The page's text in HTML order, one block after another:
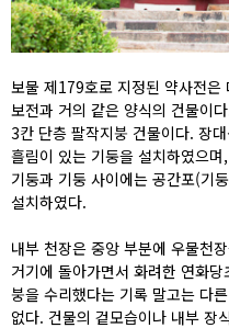
보물 제179호로 지정된 약사전은
보전과 거의 같은 양식의 건물이
3칸 단층 팔작지붕 건물이다. 장
흘림이 있는 기둥을 설치하였으
기둥과 기둥 사이에는 공간포(기
설치하였다.
내부 천장은 중앙 부분에 우물천
거기에 돌아가면서 화려한 연화
붕을 수리했다는 기록 말고는 다
없다. 건물의 겉모습이나 내부 장